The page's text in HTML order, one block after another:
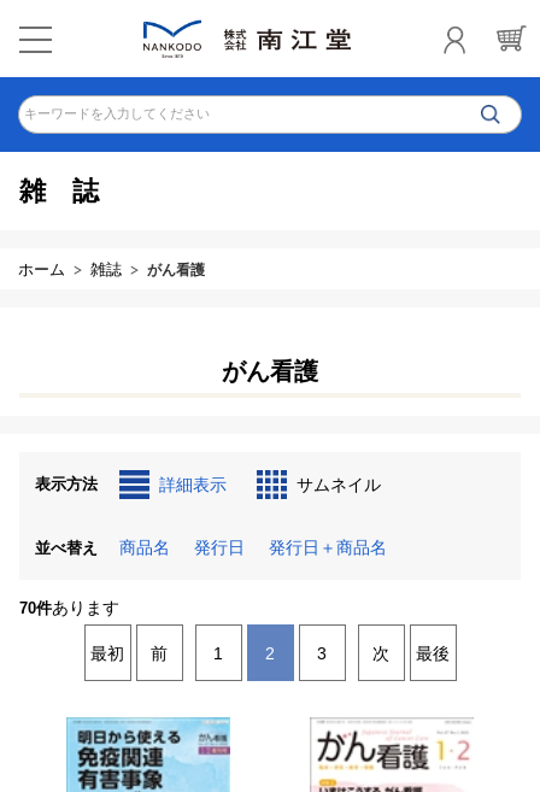
キーワードを入力してください
雑誌
ホーム 雑誌 がん看護
がん看護
表示方法 詳細表示 サムネイル
並べ替え 商品名 発行日 発行日＋商品名
70件あります
最初 前 1 2 3 次 最後